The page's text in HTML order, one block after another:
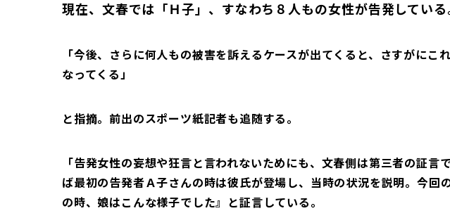
現在、文春では「Ｈ子」、すなわち８人もの女性が告発してい
「今後、さらに何人もの被害を訴えるケースが出てくると、さすがにこ
なってくる」
と指摘。前出のスポーツ紙記者も追随する。
「告発女性の妄想や狂言と言われないためにも、文春側は第三者の証言
ば最初の告発者Ａ子さんの時は彼氏が登場し、当時の状況を説明。今回
の時、娘はこんな様子でした』と証言している。